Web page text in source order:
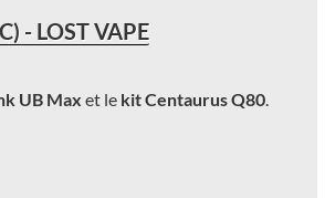
- LOST VAPE
UB Max et lekit Centaurus Q80.